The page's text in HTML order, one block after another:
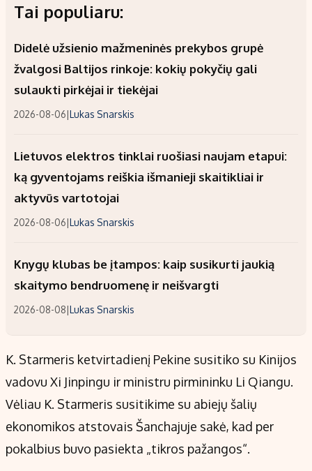
Tai populiaru:
Didelė užsienio mažmeninės prekybos grupė
žvalgosi Baltijos rinkoje: kokių pokyčių gali
sulaukti pirkėjai ir tiekėjai
2026-08-06|Lukas Snarskis
Lietuvos elektros tinklai ruošiasi naujam etapui:
ką gyventojams reiškia išmanieji skaitikliai ir
aktyvūs vartotojai
2026-08-06|Lukas Snarskis
Knygų klubas be įtampos: kaip susikurti jaukią
skaitymo bendruomenę ir neišvargti
2026-08-08|Lukas Snarskis
K. Starmeris ketvirtadienį Pekine susitiko su Kinijos
vadovu Xi Jinpingu ir ministru pirmininku Li Qiangu.
Vėliau K. Starmeris susitikime su abiejų šalių
ekonomikos atstovais Šanchajuje sakė, kad per
pokalbius buvo pasiekta „tikros pažangos“.